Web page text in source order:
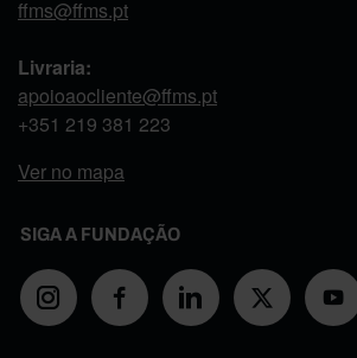
ffms@ffms.pt
Livraria:
apoioaocliente@ffms.pt
+351 219 381 223
Ver no mapa
SIGA A FUNDAÇÃO